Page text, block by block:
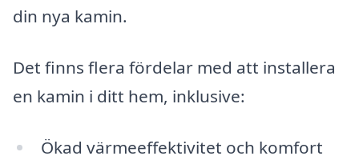
din nya kamin.
Det finns flera fördelar med att installera
en kamin i ditt hem, inklusive:
Ökad värmeeffektivitet och komfort